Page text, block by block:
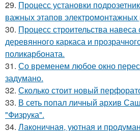
29. Процесс установки
важных этапов электромонтажных
30. Процесс строительства
деревянного каркаса и
поликарбоната.
31. Со временем любое окно
задумано.
32. Сколько стоит новый
33. В сеть попал личный архив
"Физрука".
34. Лаконичная, уютная и